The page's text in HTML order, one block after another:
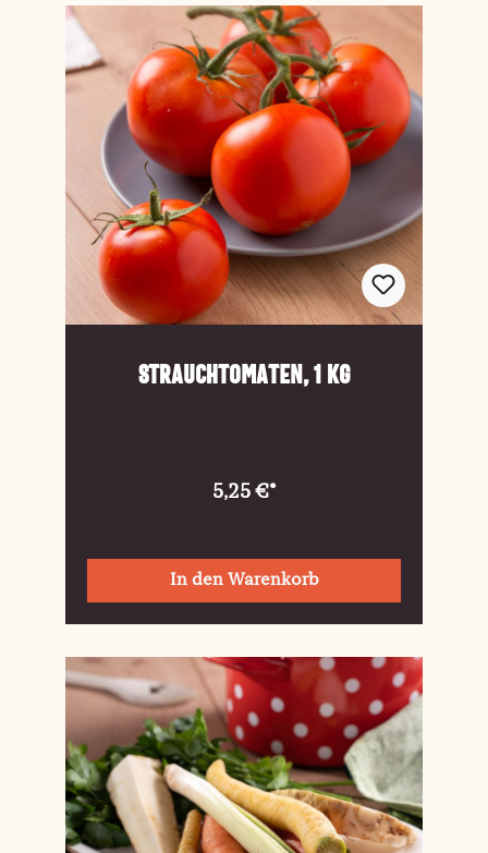
Strauchtomaten, 1 kg
5,25 €*
In den Warenkorb